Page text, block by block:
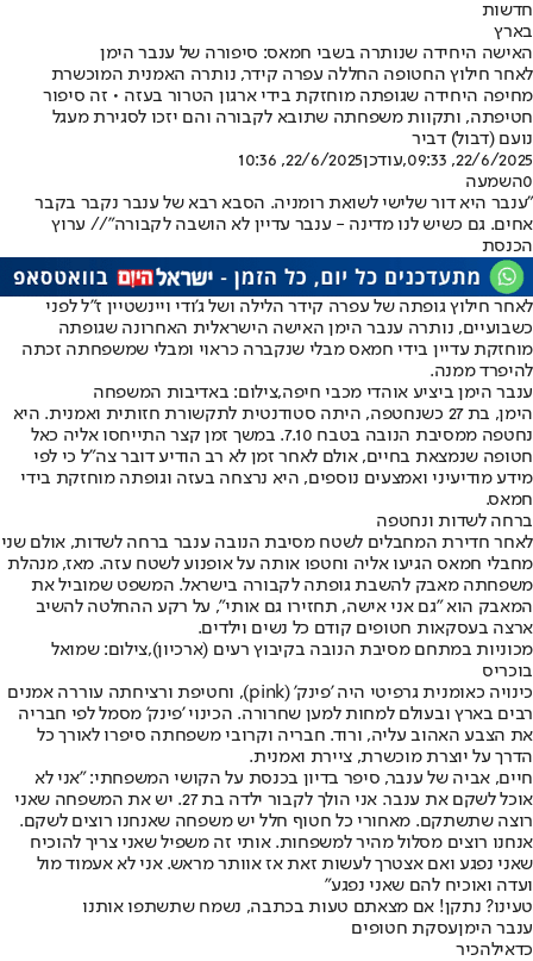
חדשות
בארץ
האישה היחידה שנותרה בשבי חמאס: סיפורה של ענבר הימן
לאחר חילוץ החטופה החללה עפרה קידר, נותרה האמנית המוכשרת
מחיפה היחידה שגופתה מוחזקת בידי ארגון הטרור בעזה • זה סיפור
חטיפתה, ותקוות משפחתה שתובא לקבורה והם יזכו לסגירת מעגל
נועם (דבול) דביר
22/6/2025, 09:33
,עודכן22/6/2025, 10:36
0השמעה
"ענבר היא דור שלישי לשואת רומניה. הסבא רבא של ענבר נקבר בקבר
אחים. גם כשיש לנו מדינה - ענבר עדיין לא הושבה לקבורה"// ערוץ
הכנסת
לאחר חילוץ גופתה של עפרה קידר הלילה ושל ג'ודי ויינשטיין ז"ל לפני
כשבועיים, נותרה ענבר הימן האישה הישראלית האחרונה שגופתה
מוחזקת עדיין בידי חמאס מבלי שנקברה כראוי ומבלי שמשפחתה זכתה
להיפרד ממנה.
ענבר הימן ביציע אוהדי מכבי חיפה,צילום: באדיבות המשפחה
הימן, בת 27 כשנחטפה, היתה סטודנטית לתקשורת חזותית ואמנית. היא
נחטפה ממסיבת הנובה בטבח 7.10. במשך זמן קצר התייחסו אליה כאל
חטופה שנמצאת בחיים, אולם לאחר זמן לא רב הודיע דובר צה"ל כי לפי
מידע מודיעיני ואמצעים נוספים, היא נרצחה בעזה וגופתה מוחזקת בידי
חמאס.
ברחה לשדות ונחטפה
לאחר חדירת המחבלים לשטח מסיבת הנובה ענבר ברחה לשדות, אולם שני
מחבלי חמאס הגיעו אליה וחטפו אותה על אופנוע לשטח עזה. מאז, מנהלת
משפחתה מאבק להשבת גופתה לקבורה בישראל. המשפט שמוביל את
המאבק הוא "גם אני אישה, תחזירו גם אותי", על רקע ההחלטה להשיב
ארצה בעסקאות חטופים קודם כל נשים וילדים.
מכוניות במתחם מסיבת הנובה בקיבוץ רעים (ארכיון),צילום: שמואל
בוכריס
כינויה כאומנית גרפיטי היה 'פינק' (pink), וחטיפת ורציחתה עוררה אמנים
רבים בארץ ובעולם למחות למען שחרורה. הכינוי 'פינק' מסמל לפי חבריה
את הצבע האהוב עליה, ורוד. חבריה וקרובי משפחתה סיפרו לאורך כל
הדרך על יוצרת מוכשרת, ציירת ואמנית.
חיים, אביה של ענבר, סיפר בדיון בכנסת על הקושי המשפחתי: "אני לא
אוכל לשקם את ענבר. אני הולך לקבור ילדה בת 27. יש את המשפחה שאני
רוצה שתשתקם. מאחורי כל חטוף חלל יש משפחה שאנחנו רוצים לשקם.
אנחנו רוצים מסלול מהיר למשפחות. אותי זה משפיל שאני צריך להוכיח
שאני נפגע ואם אצטרך לעשות זאת אז אוותר מראש. אני לא אעמוד מול
ועדה ואוכיח להם שאני נפגע"
טעינו? נתקן! אם מצאתם טעות בכתבה, נשמח שתשתפו אותנו
ענבר הימןעסקת חטופים
כדאילהכיר